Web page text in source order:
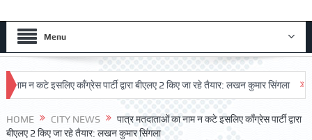
Menu
कटे इसलिए काँग्रेस पार्टी द्वारा बीएलए 2 किए जा रहे तैयार: लखन कुमार सिंगला
HOME CITY NEWS
पात्र मतदाताओं का नाम न कटे इसलिए काँग्रेस पार्टी द्वारा
बीएलए 2 किए जा रहे तैयार: लखन कुमार सिंगला